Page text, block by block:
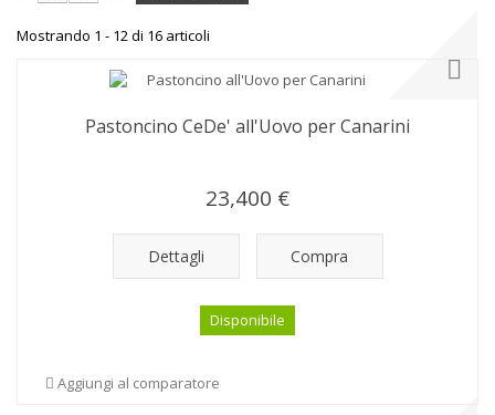
Mostrando 1 - 12 di 16 articoli
Pastoncino CeDe' all'Uovo per Canarini
23,400 €
Dettagli Compra
Disponibile
Aggiungi al comparatore